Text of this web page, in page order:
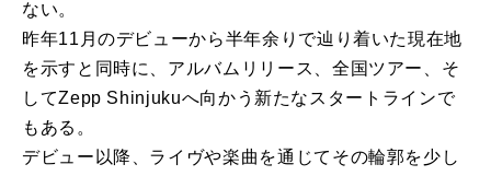
ない。
昨年11月のデビューから半年余りで辿り着いた現在地
を示すと同時に、アルバムリリース、全国ツアー、そ
してZepp Shinjukuへ向かう新たなスタートラインで
もある。
デビュー以降、ライヴや楽曲を通じてその輪郭を少し